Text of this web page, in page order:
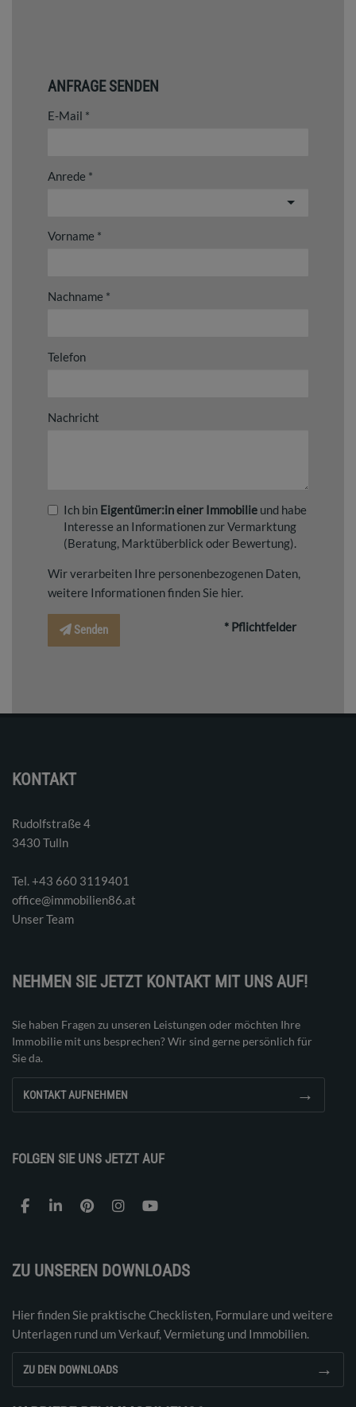
ANFRAGE SENDEN
E-Mail
Anrede
Vorname
Nachname
Telefon
Nachricht
Ich bin Eigentümer:in einer Immobilie und habe
Interesse an Informationen zur Vermarktung
(Beratung, Marktüberblick oder Bewertung).
Wir verarbeiten Ihre personenbezogenen Daten,
weitere Informationen finden Sie hier.
Senden * Pflichtfelder
KONTAKT
Rudolfstraße 4
3430 Tulln
Tel. ‭+43 660 3119401‬
office@immobilien86.at
Unser Team
NEHMEN SIE JETZT KONTAKT MIT UNS AUF!
Sie haben Fragen zu unseren Leistungen oder möchten Ihre
Immobilie mit uns besprechen? Wir sind gerne persönlich für
Sie da.
KONTAKT AUFNEHMEN →
FOLGEN SIE UNS JETZT AUF
ZU UNSEREN DOWNLOADS
Hier finden Sie praktische Checklisten, Formulare und weitere
Unterlagen rund um Verkauf, Vermietung und Immobilien.
ZU DEN DOWNLOADS →